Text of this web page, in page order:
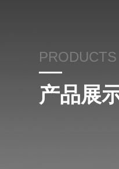
产品展